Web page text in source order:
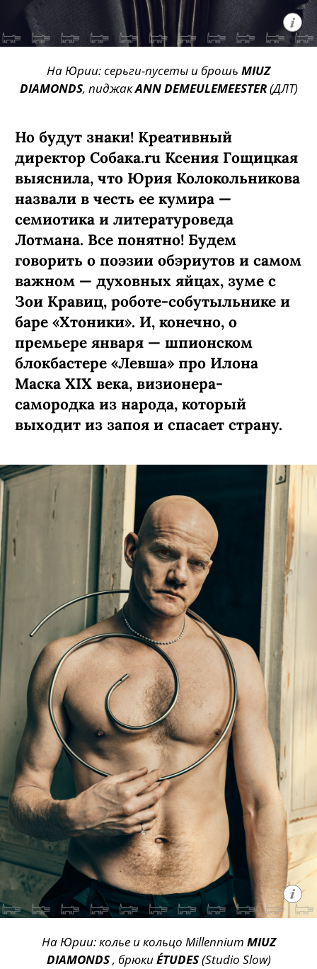
На Юрии: серьги-пусеты и брошь MIUZ
DIAMONDS, пиджакANN DEMEULEMEESTER(ДЛТ)
Но будут знаки! Креативный
директор Собака.ru Ксения Гощицкая
выяснила, что Юрия Колокольникова
назвали в честь ее кумира —
семиотика и литературоведа
Лотмана. Все понятно! Будем
говорить о поэзии обэриутов и самом
важном — духовных яйцах, зуме с
Зои Кравиц, роботе-собутыльнике и
баре «Хтоники». И, конечно, о
премьере января — шпионском
блокбастере «Левша» про Илона
Маска XIX века, визионера-
самородка из народа, который
выходит из запоя и спасает страну.
На Юрии: колье и кольцо Millennium MIUZ
DIAMONDS, брюкиÉTUDES(Studio Slow)